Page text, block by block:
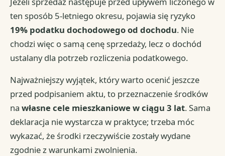
ten sposób 5-letniego okresu, pojawia się ryzyko
19% podatku dochodowego od dochodu. Nie
chodzi więc o samą cenę sprzedaży, lecz o dochód
ustalany dla potrzeb rozliczenia podatkowego.
Najważniejszy wyjątek, który warto ocenić jeszcze
przed podpisaniem aktu, to przeznaczenie środków
nawłasne cele mieszkaniowe w ciągu 3 lat. Sama
deklaracja nie wystarcza w praktyce; trzeba móc
wykazać, że środki rzeczywiście zostały wydane
zgodnie z warunkami zwolnienia.